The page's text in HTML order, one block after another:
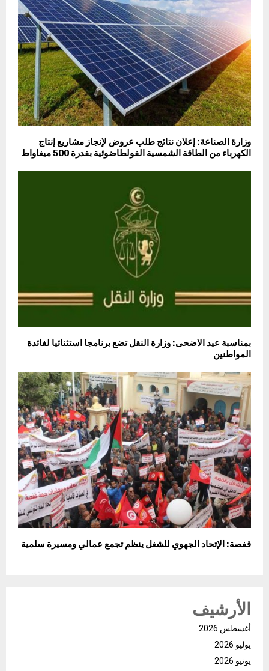
وزارة الصناعة: إعلان نتائج طلب عروض لإنجاز مشاريع إنتاج
الكهرباء من الطاقة الشمسية الفولطاضوئية بقدرة 500 ميغاواط
بمناسبة عيد الاضحى: وزارة النقل تضع برنامجا استثنائيا لفائدة
المواطنين
قفصة: الإتحاد الجهوي للشغل ينظم تجمع عمالي ومسيرة سلمية
الأرشيف
أغسطس 2026
يوليو 2026
يونيو 2026